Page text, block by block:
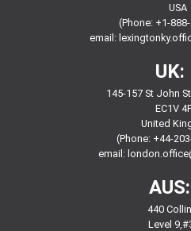
USA
(Phone: +1-
email:
UK:
145-157 St John
EC1V
United
(Phone: +44-
email:
AUS:
440
Level